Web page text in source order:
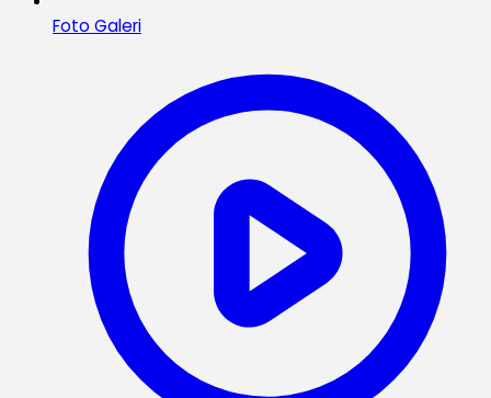
Foto Galeri